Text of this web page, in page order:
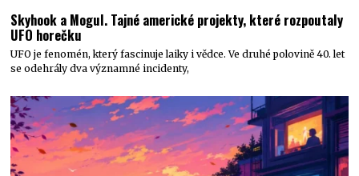
Skyhook a Mogul. Tajné americké projekty, které rozpoutaly
UFO horečku
UFO je fenomén, který fascinuje laiky i vědce. Ve druhé polovině 40. let
se odehrály dva významné incidenty,